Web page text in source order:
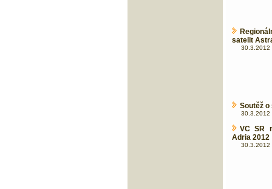
satelit
30.3.2012
Soutěž
30.3.2012
VC SR
Adria 2012
30.3.2012